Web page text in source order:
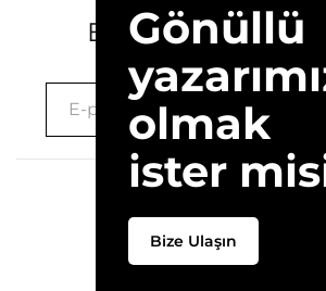
E-bültenimize
Hakkımızda
Gönüllü
olmak
ister
Bize Ulaşın